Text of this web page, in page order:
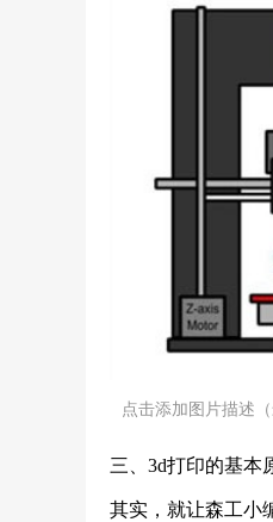
点击添加图片描述（
三、3d打印的基本
其实，就让森工小